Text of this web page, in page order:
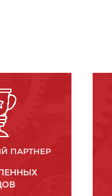
ПАРТНЕР